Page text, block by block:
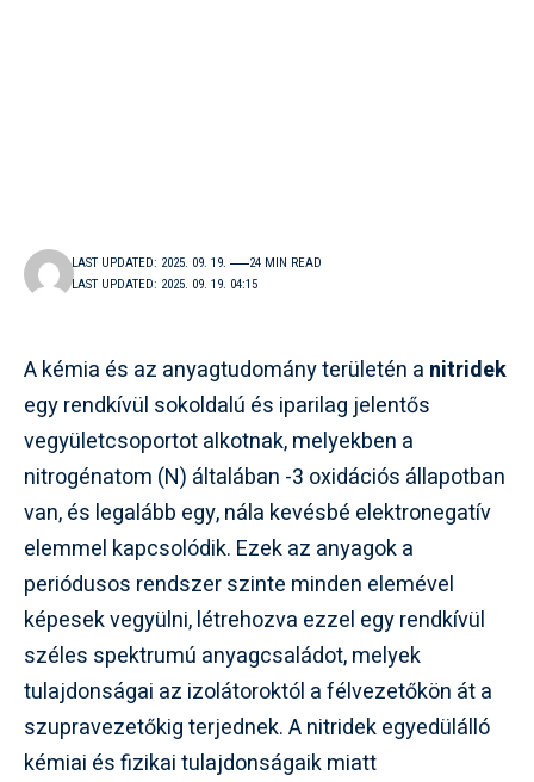
LAST UPDATED: 2025. 09. 19. 04:15
LAST UPDATED: 2025. 09. 19. 24 MIN READ
A kémia és az anyagtudomány területén a nitridek
egy rendkívül sokoldalú és iparilag jelentős
vegyületcsoportot alkotnak, melyekben a
nitrogénatom (N) általában -3 oxidációs állapotban
van, és legalább egy, nála kevésbé elektronegatív
elemmel kapcsolódik. Ezek az anyagok a
periódusos rendszer szinte minden elemével
képesek vegyülni, létrehozva ezzel egy rendkívül
széles spektrumú anyagcsaládot, melyek
tulajdonságai az izolátoroktól a félvezetőkön át a
szupravezetőkig terjednek. A nitridek egyedülálló
kémiai és fizikai tulajdonságaik miatt